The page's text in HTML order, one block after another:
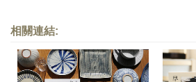
相關連結: